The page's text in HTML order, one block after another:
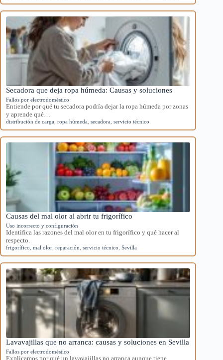
Secadora que deja ropa húmeda: Causas y soluciones
Fallos por electrodoméstico
Entiende por qué tu secadora podría dejar la ropa húmeda por zonas
y aprende qué…
distribución de carga ropa húmeda secadora servicio técnico
Causas del mal olor al abrir tu frigorífico
Uso incorrecto y configuración
Identifica las razones del mal olor en tu frigorífico y qué hacer al
respecto.
frigorífico mal olor reparación servicio técnico Sevilla
Lavavajillas que no arranca: causas y soluciones en Sevilla
Fallos por electrodoméstico
Explicamos por qué un lavavajillas no arranca aunque tiene